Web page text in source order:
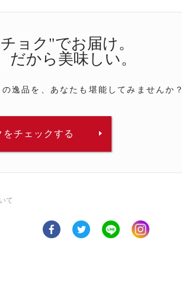
ョク"でお届け。
だから美味しい。
逸品を、あなたも堪能してみませんか？
をチェックする
て